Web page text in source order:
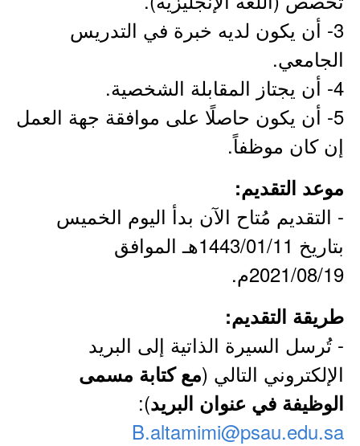
3- أن يكون لديه خبرة في التدريس
الجامعي.
4- أن يجتاز المقابلة الشخصية.
5- أن يكون حاصلًا على موافقة جهة العمل
إن كان موظفاً.
موعد التقديم:
- التقديم مُتاح الآن بدأ اليوم الخميس
بتاريخ 1443/01/11هـ الموافق
2021/08/19م.
طريقة التقديم:
- تُرسل السيرة الذاتية إلى البريد
الإلكتروني التالي (مع كتابة مسمى
الوظيفة في عنوان البريد):
B.altamimi@psau.edu.sa